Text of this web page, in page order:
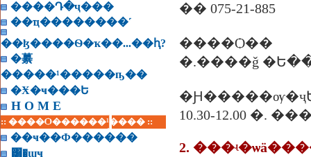
����Դ�ҷ���
��ҵ��������˹
��ɮ����Ѳ�ҡ��...��ԧ?
�繤
�����¹�����ҧ��
�Ӿ�ҹ���Ե
H O M E
:: ����Ѻ������¹���� ::
��ҹ��Ф������
͸�ɰҹ
�� 075-21-885
����Ѻ��
�.����ǧ
10.30-12.00 �.
2.